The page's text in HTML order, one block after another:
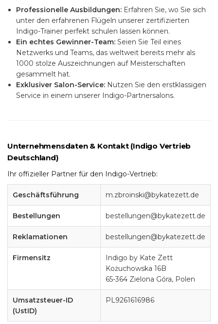
Professionelle Ausbildungen: Erfahren Sie, wo Sie sich
unter den erfahrenen Flügeln unserer zertifizierten
Indigo-Trainer perfekt schulen lassen können.
Ein echtes Gewinner-Team: Seien Sie Teil eines
Netzwerks und Teams, das weltweit bereits mehr als
1000 stolze Auszeichnungen auf Meisterschaften
gesammelt hat.
Exklusiver Salon-Service: Nutzen Sie den erstklassigen
Service in einem unserer Indigo-Partnersalons.
Unternehmensdaten & Kontakt (Indigo Vertrieb
Deutschland)
Ihr offizieller Partner für den Indigo-Vertrieb:
Geschäftsführung m.zbroinski@bykatezett.de
Bestellungen bestellungen@bykatezett.de
Reklamationen bestellungen@bykatezett.de
Firmensitz
Indigo by Kate Zett
Kożuchowska 16B
65-364 Zielona Góra, Polen
Umsatzsteuer-ID
(UstID)
PL9261616986
AUF MEINE WUNSCHLISTE
((MODALTITLE))
((confirmMessage))
((cancelText)) ((modalDeleteText))
WUNSCHLISTE ERSTELLEN
NAME DER WUNSCHLISTE
Abbrechen Wunschliste erstellen
ANMELDEN
Sie müssen angemeldet sein, um Artikel Ihrer
Wunschliste hinzufügen zu können.
Abbrechen Anmelden